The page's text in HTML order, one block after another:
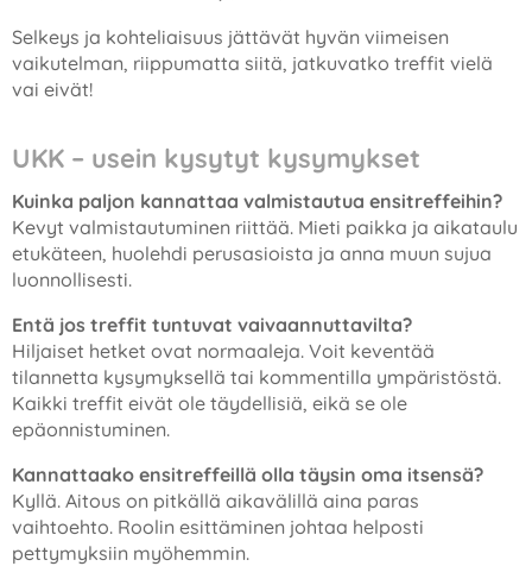
Selkeys ja kohteliaisuus jättävät hyvän viimeisen
vaikutelman, riippumatta siitä, jatkuvatko treffit vielä
vai eivät!
UKK – usein kysytyt kysymykset
Kuinka paljon kannattaa valmistautua ensitreffeihin?
Kevyt valmistautuminen riittää. Mieti paikka ja aikataulu
etukäteen, huolehdi perusasioista ja anna muun sujua
luonnollisesti.
Entä jos treffit tuntuvat vaivaannuttavilta?
Hiljaiset hetket ovat normaaleja. Voit keventää
tilannetta kysymyksellä tai kommentilla ympäristöstä.
Kaikki treffit eivät ole täydellisiä, eikä se ole
epäonnistuminen.
Kannattaako ensitreffeillä olla täysin oma itsensä?
Kyllä. Aitous on pitkällä aikavälillä aina paras
vaihtoehto. Roolin esittäminen johtaa helposti
pettymyksiin myöhemmin.